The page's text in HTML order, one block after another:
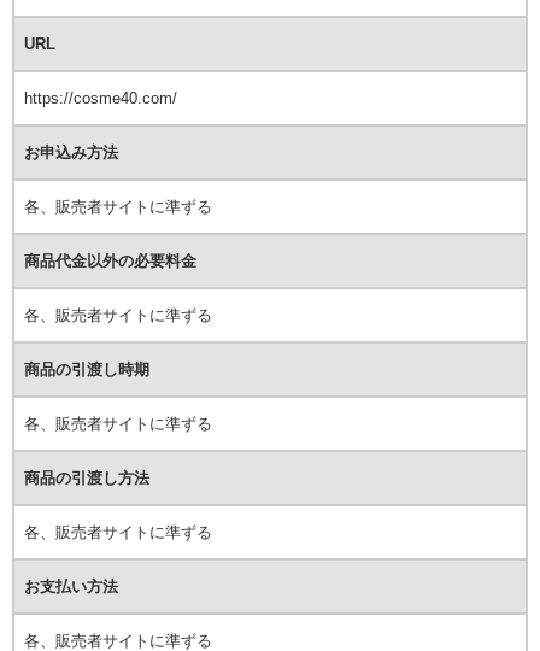
URL
https://cosme40.com/
お申込み方法
各、販売者サイトに準ずる
商品代金以外の必要料金
各、販売者サイトに準ずる
商品の引渡し時期
各、販売者サイトに準ずる
商品の引渡し方法
各、販売者サイトに準ずる
お支払い方法
各、販売者サイトに準ずる